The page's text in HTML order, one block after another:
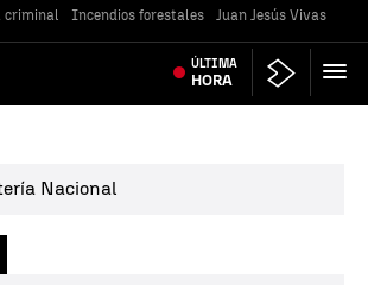
criminal Incendios forestales Juan Jesús Vivas
ÚLTIMA
HORA
Nacional